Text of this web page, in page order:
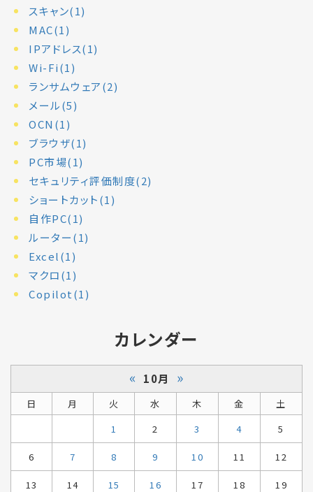
スキャン(1)
MAC(1)
IPアドレス(1)
Wi-Fi(1)
ランサムウェア(2)
メール(5)
OCN(1)
ブラウザ(1)
PC市場(1)
セキュリティ評価制度(2)
ショートカット(1)
自作PC(1)
ルーター(1)
Excel(1)
マクロ(1)
Copilot(1)
カレンダー
« 10月 »
日 月 火 水 木 金
土
1
2 3 4 5
6 7 8 9 10 11 12
13 14 15 16 17 18 19